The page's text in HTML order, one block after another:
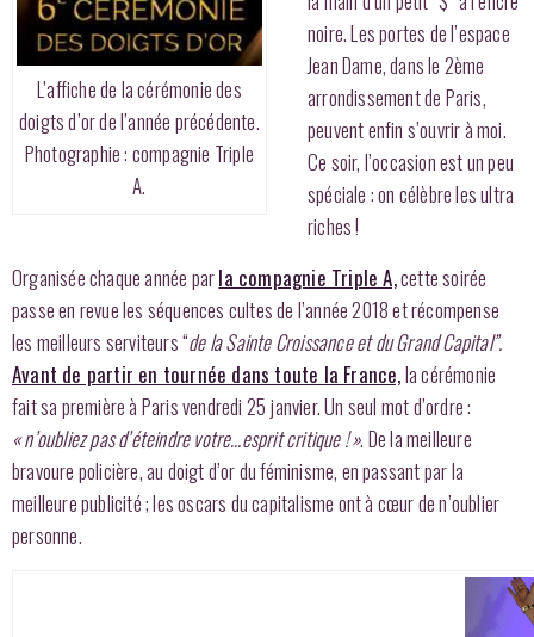
L’affiche de la cérémonie des
doigts d’or de l’année précédente.
Photographie : compagnie Triple
A.
noire. Les portes de l’espace
Jean Dame, dans le 2ème
arrondissement de Paris,
peuvent enfin s’ouvrir à moi.
Ce soir, l’occasion est un peu
spéciale : on célèbre les ultra
riches !
Organisée chaque année parla compagnie Triple A,cette soirée
passe en revue les séquences cultes de l’année 2018 et récompense
les meilleurs serviteurs “de la Sainte Croissance et du Grand Capital”.
Avant de partir en tournée dans toute la France,la cérémonie
fait sa première à Paris vendredi 25 janvier. Un seul mot d’ordre :
« n’oubliez pas d’éteindre votre…esprit critique ! ». De la meilleure
bravoure policière, au doigt d’or du féminisme, en passant par la
meilleure publicité ; les oscars du capitalisme ont à cœur de n’oublier
personne.